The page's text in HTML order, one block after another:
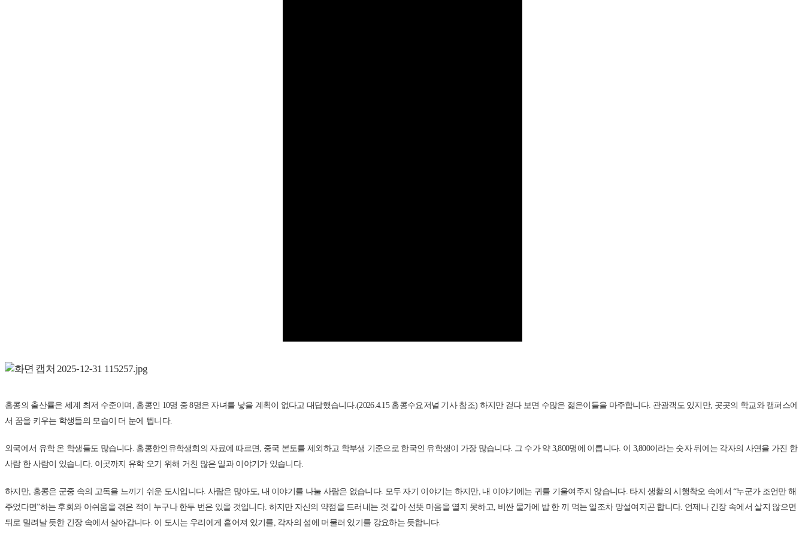
홍콩의 출산률은 세계 최저 수준이며, 홍콩인 10명 중 8명은 자녀를 낳을 계획이 없다고 대답했습니다.(2026.4.15 홍콩수요저널 기사 참조) 하지만 걷다 보면 수많은 젊은이들을 마주합니다. 관광객도 있지만, 곳곳의 학교와 캠퍼스에
서 꿈을 키우는 학생들의 모습이 더 눈에 띕니다.
외국에서 유학 온 학생들도 많습니다. 홍콩한인유학생회의 자료에 따르면, 중국 본토를 제외하고 학부생 기준으로 한국인 유학생이 가장 많습니다. 그 수가 약 3,800명에 이릅니다. 이 3,800이라는 숫자 뒤에는 각자의 사연을 가진 한
사람 한 사람이 있습니다. 이곳까지 유학 오기 위해 거친 많은 일과 이야기가 있습니다.
하지만, 홍콩은 군중 속의 고독을 느끼기 쉬운 도시입니다. 사람은 많아도, 내 이야기를 나눌 사람은 없습니다. 모두 자기 이야기는 하지만, 내 이야기에는 귀를 기울여주지 않습니다. 타지 생활의 시행착오 속에서 “누군가 조언만 해
주었다면”하는 후회와 아쉬움을 겪은 적이 누구나 한두 번은 있을 것입니다. 하지만 자신의 약점을 드러내는 것 같아 선뜻 마음을 열지 못하고, 비싼 물가에 밥 한 끼 먹는 일조차 망설여지곤 합니다. 언제나 긴장 속에서 살지 않으면
뒤로 밀려날 듯한 긴장 속에서 살아갑니다. 이 도시는 우리에게 흩어져 있기를, 각자의 섬에 머물러 있기를 강요하는 듯합니다.